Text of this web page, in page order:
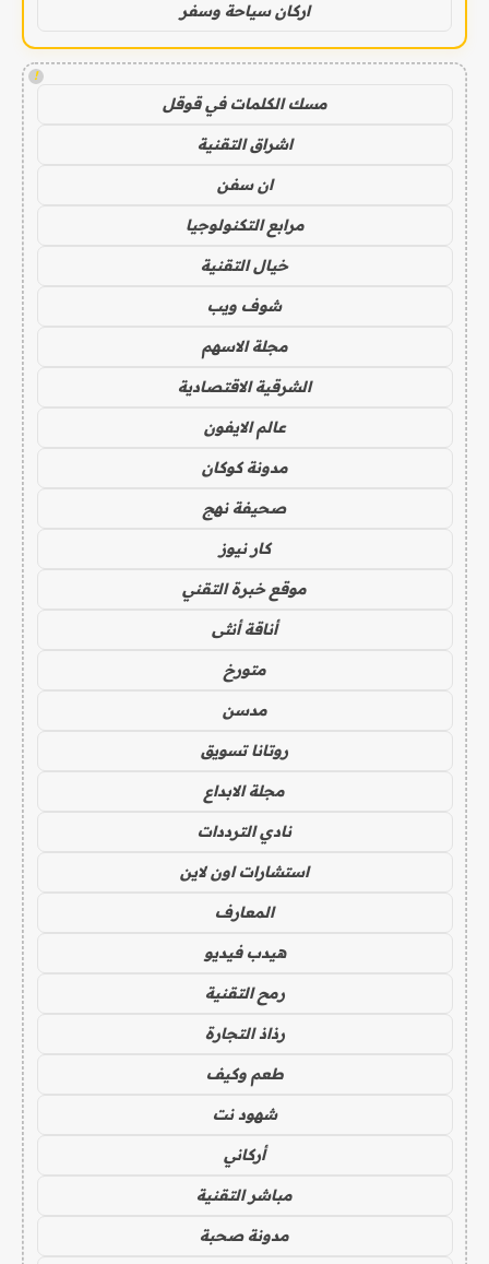
اركان سياحة وسفر
!
مسك الكلمات في قوقل
اشراق التقنية
ان سفن
مرابع التكنولوجيا
خيال التقنية
شوف ويب
مجلة الاسهم
الشرقية الاقتصادية
عالم الايفون
مدونة كوكان
صحيفة نهج
كار نيوز
موقع خبرة التقني
أناقة أنثى
متورخ
مدسن
روتانا تسويق
مجلة الابداع
نادي الترددات
استشارات اون لاين
المعارف
هيدب فيديو
رمح التقنية
رذاذ التجارة
طعم وكيف
شهود نت
أركاني
مباشر التقنية
مدونة صحبة